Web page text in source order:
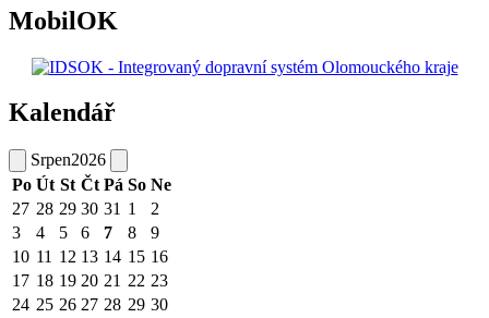
MobilOK
Kalendář
Srpen2026
Po Út St Čt Pá So Ne
27 28 29 30 31 1
2
3
4 5 6 7 8
9
10 11 12 13 14 15 16
17 18 19 20 21 22 23
24 25 26 27 28 29 30